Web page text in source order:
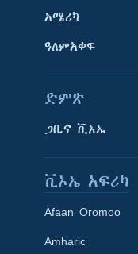
አሜሪካ
ዓለምአቀፍ
ድምጽ
ጋቢና ቪኦኤ
ቪኦኤ አፍሪካ
Afaan Oromoo
Amharic